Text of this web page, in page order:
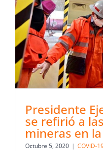
Presidente
se refirió a
mineras en
Octubre 5, 2020 | COVID-